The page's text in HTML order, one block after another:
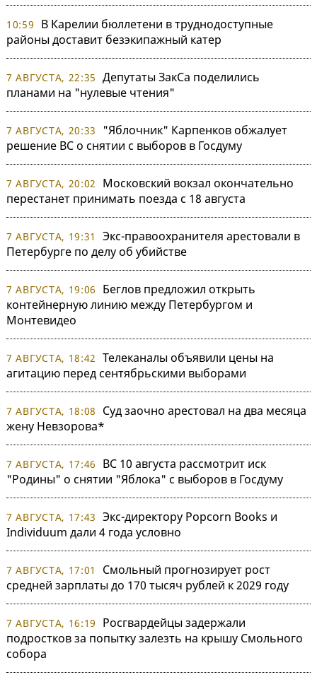
10:59
В Карелии бюллетени в труднодоступные
районы доставит безэкипажный катер
7 АВГУСТА, 22:35 Депутаты ЗакСа поделились
планами на "нулевые чтения"
7 АВГУСТА, 20:33
"Яблочник" Карпенков обжалует
решение ВС о снятии с выборов в Госдуму
7 АВГУСТА, 20:02
Московский вокзал окончательно
перестанет принимать поезда с 18 августа
7 АВГУСТА, 19:31
Экс-правоохранителя арестовали в
Петербурге по делу об убийстве
7 АВГУСТА, 19:06
Беглов предложил открыть
контейнерную линию между Петербургом и
Монтевидео
7 АВГУСТА, 18:42 Телеканалы объявили цены на
агитацию перед сентябрьскими выборами
7 АВГУСТА, 18:08
Суд заочно арестовал на два месяца
жену Невзорова*
7 АВГУСТА, 17:46
ВС 10 августа рассмотрит иск
"Родины" о снятии "Яблока" с выборов в Госдуму
7 АВГУСТА, 17:43 Экс-директору Popcorn Books и
Individuum дали 4 года условно
7 АВГУСТА, 17:01
Смольный прогнозирует рост
средней зарплаты до 170 тысяч рублей к 2029 году
7 АВГУСТА, 16:19
Росгвардейцы задержали
подростков за попытку залезть на крышу Смольного
собора